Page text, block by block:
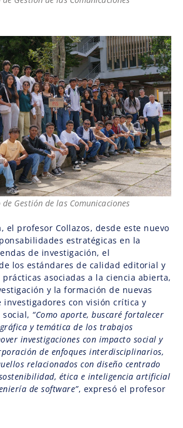
Gestión de las Comunicaciones
el profesor Collazos, desde este nuevo
estratégicas en la
de investigación, el
los estándares de calidad editorial y
asociadas a la ciencia abierta,
y la formación de nuevas
investigadores con visión crítica y
“Como aporte, buscaré fortalecer
y temática de los trabajos
investigaciones con impacto social y
de enfoques interdisciplinarios,
relacionados con diseño centrado
ética e inteligencia artificial
de software”, expresó el profesor